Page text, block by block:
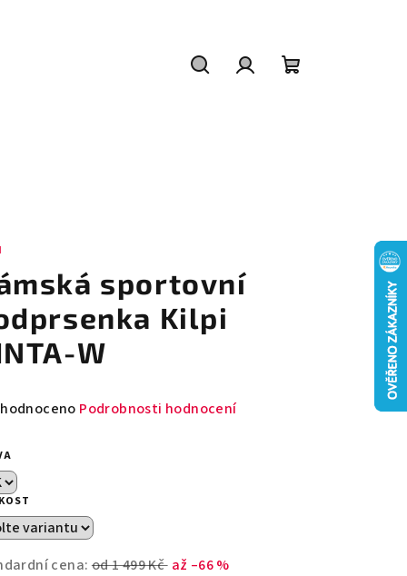
sportovní
Kilpi
W
Podrobnosti hodnocení
cena: od 1 499 Kč až –66 %